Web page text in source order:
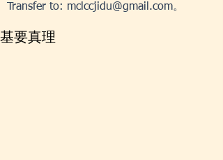
Transfer to: mclccjidu@gmail.com。
基要真理